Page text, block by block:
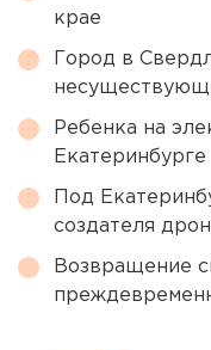
крае
Город в
Ребенка на
Екатеринбурге
Под
создателя
Возвращение